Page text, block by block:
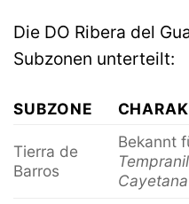
Die DO Ribera del
Subzonen unterteilt:
SUBZONE
Tierra de
Barros
Bekannt